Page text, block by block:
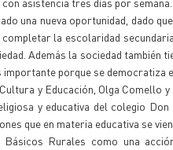
una nueva oportunidad, dado
la escolaridad
Además la sociedad
porque se democratiza
y Educación, Olga Comello
y educativa del colegio
que en materia educativa se
Rurales como una